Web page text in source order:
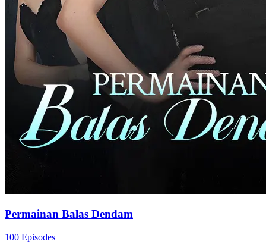
Permainan Balas Dendam
100 Episodes